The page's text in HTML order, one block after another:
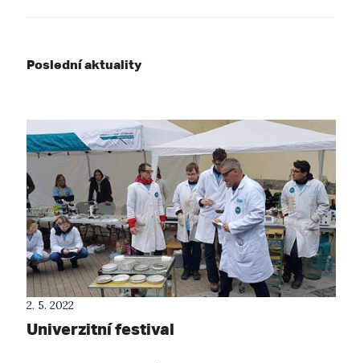
Poslední aktuality
2. 5. 2022
Univerzitní festival